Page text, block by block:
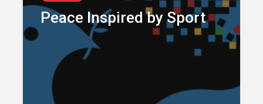
Peace Inspired by Sport